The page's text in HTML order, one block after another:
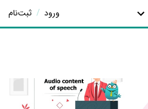
ورود / ثبت‌نام